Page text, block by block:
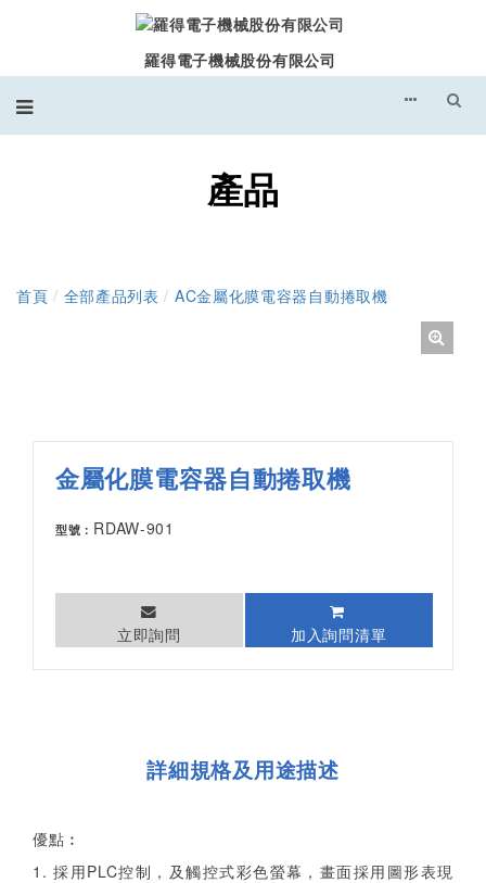
羅得電子機械股份有限公司
產品
首頁 / 全部產品列表 / AC金屬化膜電容器自動捲取機
金屬化膜電容器自動捲取機
型號： RDAW-901
立即詢問 加入詢問清單
詳細規格及用途描述
優點︰
1. 採用PLC控制，及觸控式彩色螢幕，畫面採用圖形表現